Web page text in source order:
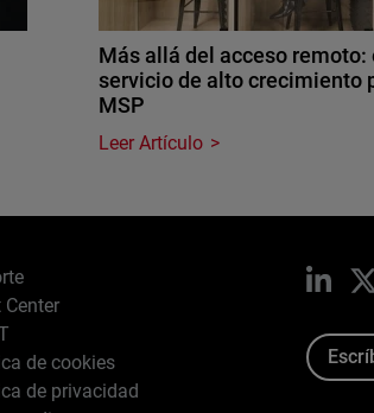
Más allá del acceso
servicio de alto crecimiento
MSP
Leer Artículo
Center
de cookies
de privacidad